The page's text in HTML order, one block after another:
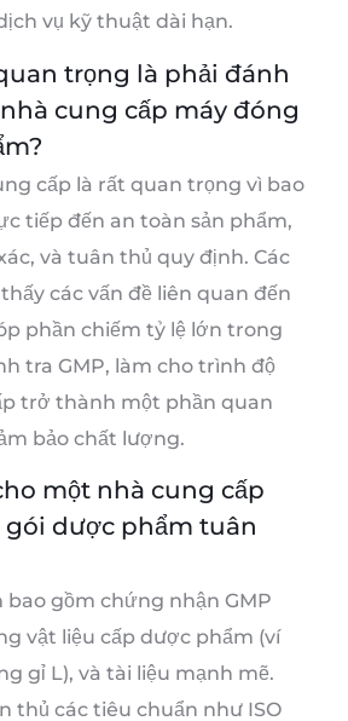
vụ kỹ thuật dài hạn.
trọng là phải đánh
cung cấp máy đóng
cấp là rất quan trọng vì bao
tiếp đến an toàn sản phẩm,
và tuân thủ quy định. Các
các vấn đề liên quan đến
phần chiếm tỷ lệ lớn trong
tra GMP, làm cho trình độ
trở thành một phần quan
bảo chất lượng.
một nhà cung cấp
dược phẩm tuân
bao gồm chứng nhận GMP
vật liệu cấp dược phẩm (ví
gỉ L), và tài liệu mạnh mẽ.
thủ các tiêu chuẩn như ISO